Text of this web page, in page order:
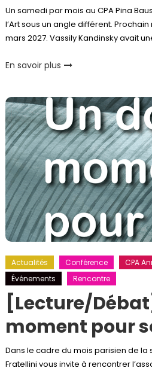
Un samedi par mois au CPA Pina
l’Art sous un angle différent.
mars 2027. Vassily Kandinsky avait
En savoir plus
Actualités Conférence
CPA
Événements
Rencontre
[Lecture/
moment pour
Dans le cadre du mois parisien de la
Fratellini vous invite à rencontrer